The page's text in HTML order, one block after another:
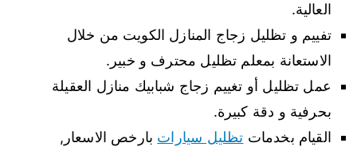
العالية.
تفييم و تظليل زجاج المنازل الكويت من خلال
الاستعانة بمعلم تظليل محترف و خبير.
عمل تظليل أو تغييم زجاج شبابيك منازل العقيلة
بحرفية و دقة كبيرة.
القيام بخدمات تظليل سيارات بارخص الاسعار,